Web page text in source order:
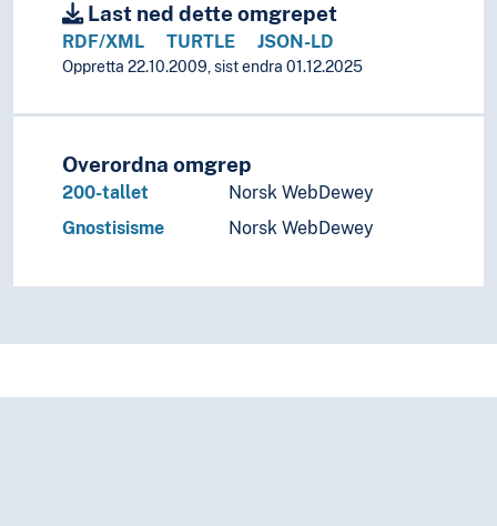
Last ned dette omgrepet
RDF/XML TURTLE JSON-LD
Oppretta 22.10.2009, sist endra 01.12.2025
Overordna omgrep
200-tallet
Norsk WebDewey
Gnostisisme
Norsk WebDewey